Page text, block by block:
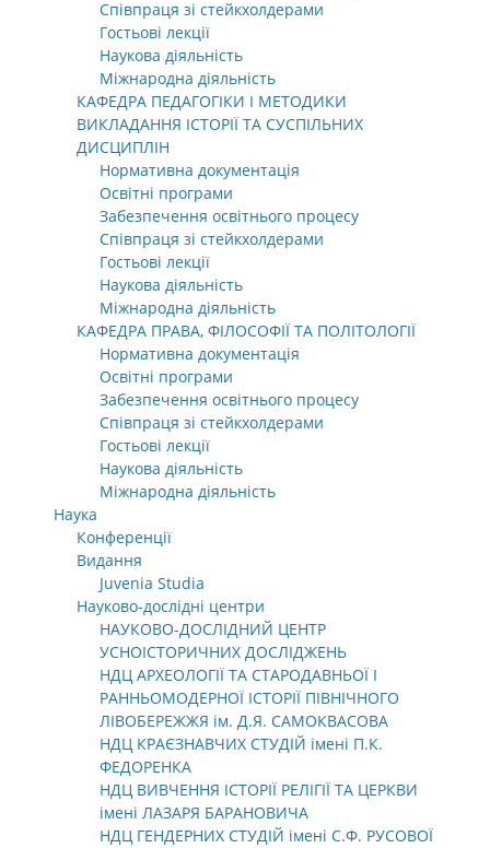
Співпраця зі стейкхолдерами
Гостьові лекції
Наукова діяльність
Міжнародна діяльність
КАФЕДРА ПЕДАГОГІКИ І МЕТОДИКИ
ВИКЛАДАННЯ ІСТОРІЇ ТА СУСПІЛЬНИХ
ДИСЦИПЛІН
Нормативна документація
Освітні програми
Забезпечення освітнього процесу
Співпраця зі стейкхолдерами
Гостьові лекції
Наукова діяльність
Міжнародна діяльність
КАФЕДРА ПРАВА, ФІЛОСОФІЇ ТА ПОЛІТОЛОГІЇ
Нормативна документація
Освітні програми
Забезпечення освітнього процесу
Співпраця зі стейкхолдерами
Гостьові лекції
Наукова діяльність
Міжнародна діяльність
Наука
Конференції
Видання
Juvenia Studia
Науково-дослідні центри
НАУКОВО-ДОСЛІДНИЙ ЦЕНТР
УСНОІСТОРИЧНИХ ДОСЛІДЖЕНЬ
НДЦ АРХЕОЛОГІЇ ТА СТАРОДАВНЬОЇ І
РАННЬОМОДЕРНОЇ ІСТОРІЇ ПІВНІЧНОГО
ЛІВОБЕРЕЖЖЯ ім. Д.Я. САМОКВАСОВА
НДЦ КРАЄЗНАВЧИХ СТУДІЙ імені П.К.
ФЕДОРЕНКА
НДЦ ВИВЧЕННЯ ІСТОРІЇ РЕЛІГІЇ ТА ЦЕРКВИ
імені ЛАЗАРЯ БАРАНОВИЧА
НДЦ ГЕНДЕРНИХ СТУДІЙ імені С.Ф. РУСОВОЇ